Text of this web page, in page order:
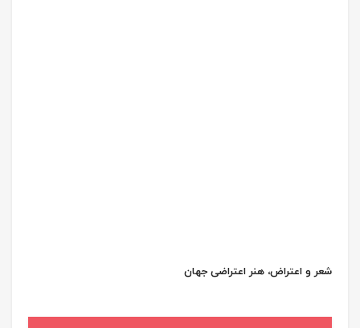
شعر و اعتراض، هنر اعتراضی جهان